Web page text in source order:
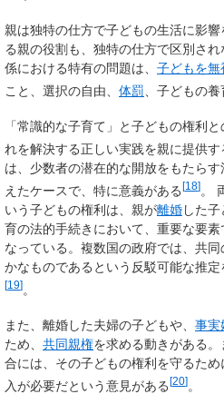
親は独特の仕方で子どもの生活に影
る親の役割も、独特の仕方で区別さ
係における特有の問題は、 子どもを無
こと、選択の自由、 体罰 、子どもの
「常識的な子育て」と子どもの権利
れを解決する正しい実践を親に提供す
は、少数者の潜在的な開放をもたら
えたケースで、特に意義がある[18]。
いう子どもの権利は、親が離婚した
育の法的手続きにおいて、重要な要
なっている。複数国の政府では、共
かなものであるという反駁可能な推
[19]。
また、離婚した夫婦の子どもや、 事実
ため、 共同親権を求める動きがある
合には、その子どもの権利を守るため
入が必要だという意見がある[20]。